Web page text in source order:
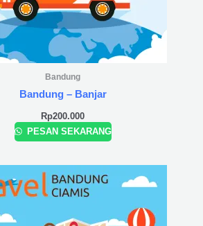
Bandung
Bandung – Banjar
Rp200.000
PESAN SEKARANG